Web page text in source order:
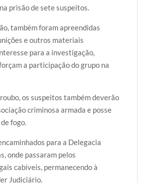
prisão de sete suspeitos.
também foram apreendidas
e outros materiais
para a investigação,
a participação do grupo na
os suspeitos também deverão
criminosa armada e posse
fogo.
para a Delegacia
onde passaram pelos
cabíveis, permanecendo à
Judiciário.